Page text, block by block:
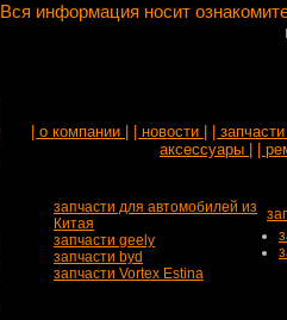
Вся информация носит
| о компании | | новости |
|
аксессуары |
|
запчасти для автомобилей из
Китая
запчасти geely
запчасти byd
запчасти Vortex Estina